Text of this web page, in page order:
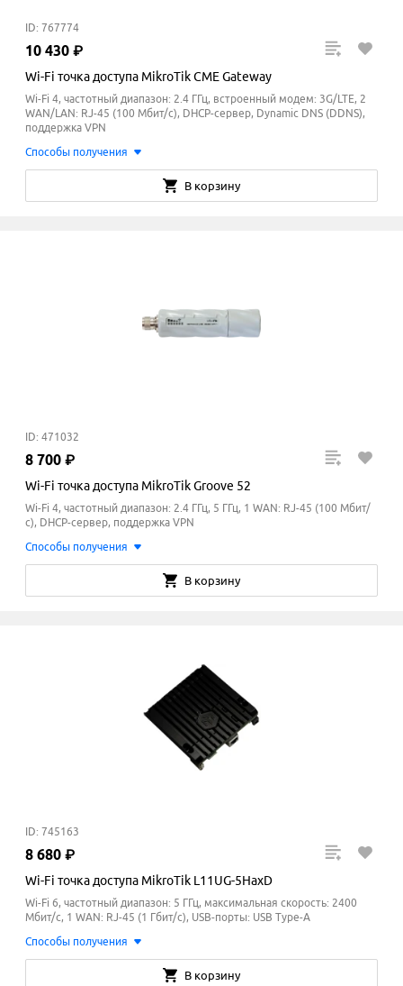
ID: 767774
10 430 ₽
Wi-Fi точка доступа MikroTik CME Gateway
Wi-Fi 4, частотный диапазон: 2.4 ГГц, встроенный модем: 3G/LTE, 2
WAN/LAN: RJ-45 (100 Мбит/с), DHCP-сервер, Dynamic DNS (DDNS),
поддержка VPN
Способы получения
В корзину
ID: 471032
8 700 ₽
Wi-Fi точка доступа MikroTik Groove 52
Wi-Fi 4, частотный диапазон: 2.4 ГГц, 5 ГГц, 1 WAN: RJ-45 (100 Мбит/
с), DHCP-сервер, поддержка VPN
Способы получения
В корзину
ID: 745163
8 680 ₽
Wi-Fi точка доступа MikroTik L11UG-5HaxD
Wi-Fi 6, частотный диапазон: 5 ГГц, максимальная скорость: 2400
Мбит/с, 1 WAN: RJ-45 (1 Гбит/с), USB-порты: USB Type-A
Способы получения
В корзину